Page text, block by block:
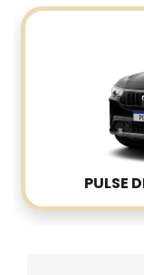
PULSE